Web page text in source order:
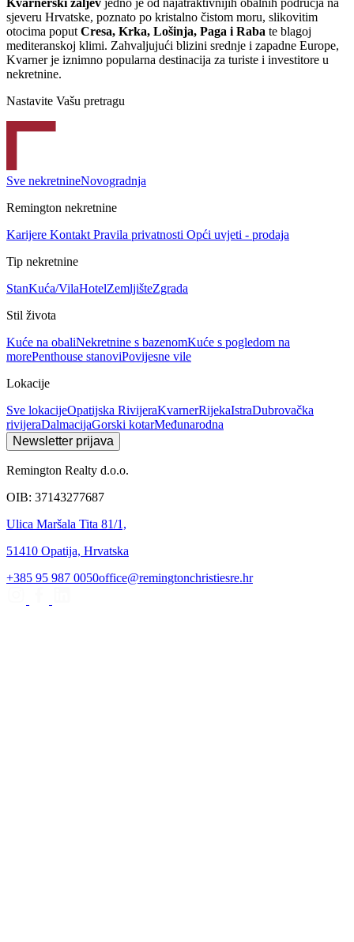
sjeveru Hrvatske, poznato po kristalno čistom moru, slikovitim
otocima poput Cresa, Krka, Lošinja, Paga i Raba te blagoj
mediteranskoj klimi. Zahvaljujući blizini srednje i zapadne Europe,
Kvarner je iznimno popularna destinacija za turiste i investitore u
nekretnine.
Nastavite Vašu pretragu
Sve nekretnineNovogradnja
Remington nekretnine
Karijere Kontakt Pravila privatnosti Opći uvjeti - prodaja
Tip nekretnine
StanKuća/VilaHotelZemljišteZgrada
Stil života
Kuće na obaliNekretnine s bazenomKuće s pogledom na
morePenthouse stanoviPovijesne vile
Lokacije
Sve lokacijeOpatijska RivijeraKvarnerRijekaIstraDubrovačka
rivijeraDalmacijaGorski kotarMeđunarodna
Newsletter prijava
Remington Realty d.o.o.
OIB: 37143277687
Ulica Maršala Tita 81/1,
51410 Opatija, Hrvatska
+385 95 987 0050office@remingtonchristiesre.hr